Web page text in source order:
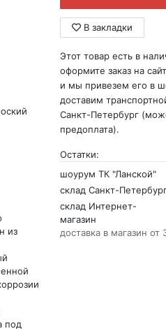
из
под
В закладки
Этот товар есть в
оформите заказ на
и мы привезем его в
доставим
Санкт-Петербург
предоплата).
Остатки:
шоурум ТК "Ланской"
склад Санкт-
склад Интернет-
магазин
доставка в магазин